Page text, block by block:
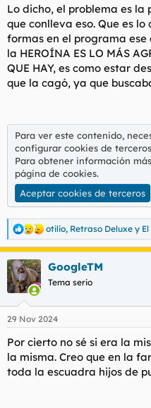
Lo dicho, el problema es la
que conlleva eso. Que es
formas en el programa
la HEROÍNA ES LO MÁS
QUE HAY, es como estar
que la cagó, ya que
Para ver este contenido,
configurar cookies de
Para obtener información
página de cookies.
Aceptar cookies de terceros
R
e
a
c
c
i
e
:
otilio, Retraso Deluxe y
GoogleTM
Tema serio
29 Nov 2024
Por cierto no sé si era la
la misma. Creo que en la
toda la escuadra hijos de